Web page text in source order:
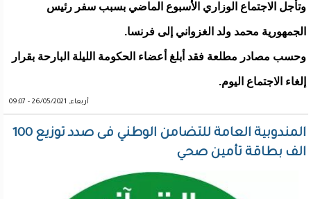
وتأجل الاجتماع الوزاري الأسبوع الماضي بسبب سفر رئيس
الجمهورية محمد ولد الغزواني إلى فرنسا.
وحسب مصادر مطلعة فقد أبلغ أعضاء الحكومة الليلة البارحة بقرار
إلغاء الاجتماع اليوم.
أربعاء, 26/05/2021 - 09:07
المندوبية العامة للتضامن الوطني فى صدد توزيع 100
الف بطاقة تأمين صحي